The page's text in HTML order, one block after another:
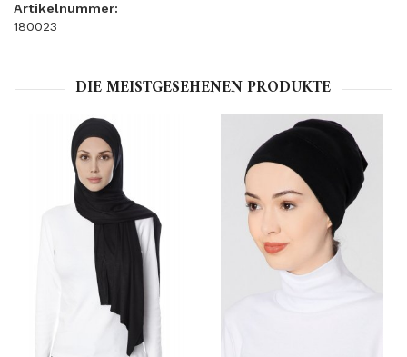
Artikelnummer:
180023
DIE MEISTGESEHENEN PRODUKTE